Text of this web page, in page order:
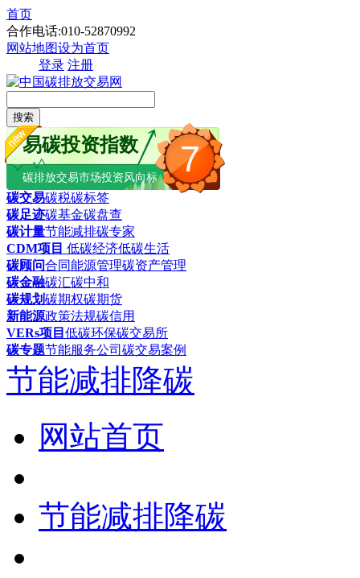
首页
合作电话:010-52870992
网站地图设为首页
登录 注册
搜索
7
易碳投资指数
碳排放交易市场投资风向标
碳交易碳税碳标签
碳足迹碳基金碳盘查
碳计量节能减排碳专家
CDM项目 低碳经济低碳生活
碳顾问合同能源管理碳资产管理
碳金融碳汇碳中和
碳规划碳期权碳期货
新能源政策法规碳信用
VERs项目 低碳环保碳交易所
碳专题节能服务公司 碳交易案例
节能减排降碳
网站首页
节能减排降碳